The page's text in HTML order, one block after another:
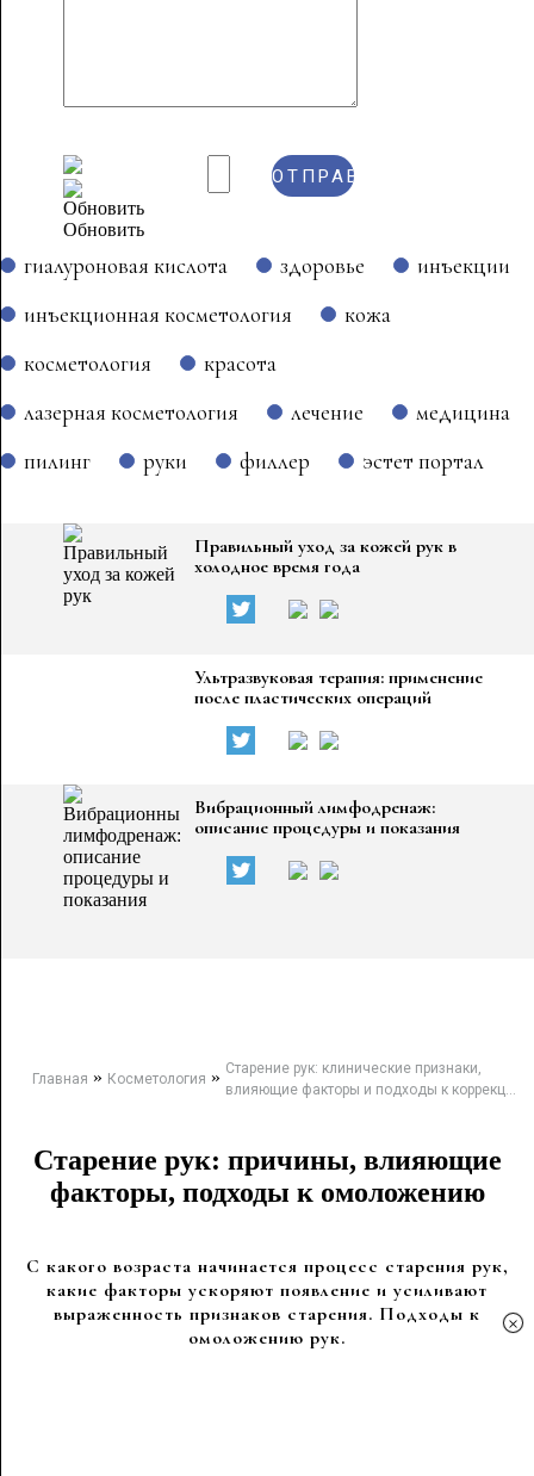
Обновить
гиалуроновая кислота здоровье
инъекции
инъекционная косметология
кожа
косметология
красота
лазерная косметология
лечение
медицина
пилинг
руки филлер эстет портал
Правильный уход за кожей рук в
холодное время года
Ультразвуковая терапия: применение
после пластических операций
Вибрационный лимфодренаж:
описание процедуры и показания
Главная » Косметология » Старение рук: клинические признаки,
влияющие факторы и подходы к коррекц...
Старение рук: причины, влияющие
факторы, подходы к омоложению
С какого возраста начинается процесс старения рук,
какие факторы ускоряют появление и усиливают
выраженность признаков старения. Подходы к
омоложению рук.
×